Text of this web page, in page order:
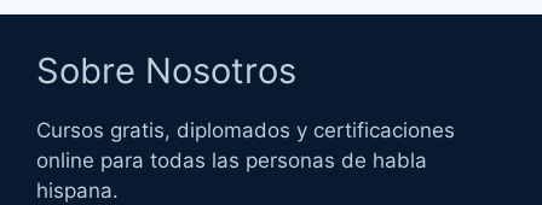
Sobre Nosotros
Cursos gratis, diplomados y certificaciones
online para todas las personas de habla
hispana.